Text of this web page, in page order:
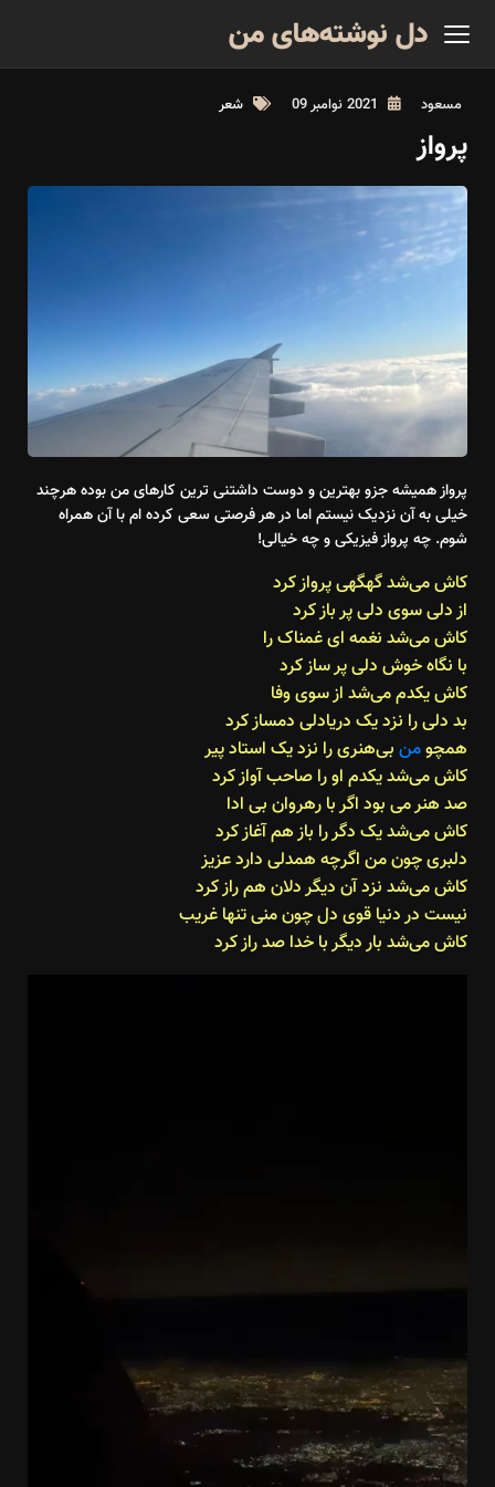
دل نوشته‌های من
مسعود شعر
پرواز
پرواز همیشه جزو بهترین و دوست داشتنی ترین کارهای من بوده هرچند
خیلی به آن نزدیک نیستم اما در هر فرصتی سعی کرده ام با آن همراه
شوم. چه پرواز فیزیکی و چه خیالی!
کاش می‌شد گهگهی پرواز کرد
از دلی سوی دلی پر باز کرد
کاش می‌شد نغمه ای غمناک را
با نگاه خوش دلی پر ساز کرد
کاش یکدم می‌شد از سوی وفا
بد دلی را نزد یک دریادلی دمساز کرد
همچو‌من‌ بی‌هنری را نزد یک استاد پیر
کاش می‌شد یکدم او را صاحب آواز کرد
صد هنر می بود اگر با رهروان بی ادا
کاش می‌شد یک دگر را باز هم آغاز کرد
دلبری چون من اگرچه همدلی دارد عزیز
کاش می‌شد نزد آن دیگر دلان هم راز کرد
نیست در دنیا قوی دل چون منی تنها غریب
کاش می‌شد بار دیگر با خدا صد راز کرد